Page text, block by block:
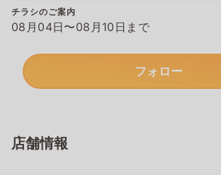
チラシのご案内
08月04日〜08月10日まで
フォロー
店舗情報